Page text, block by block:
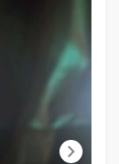
chevron_right